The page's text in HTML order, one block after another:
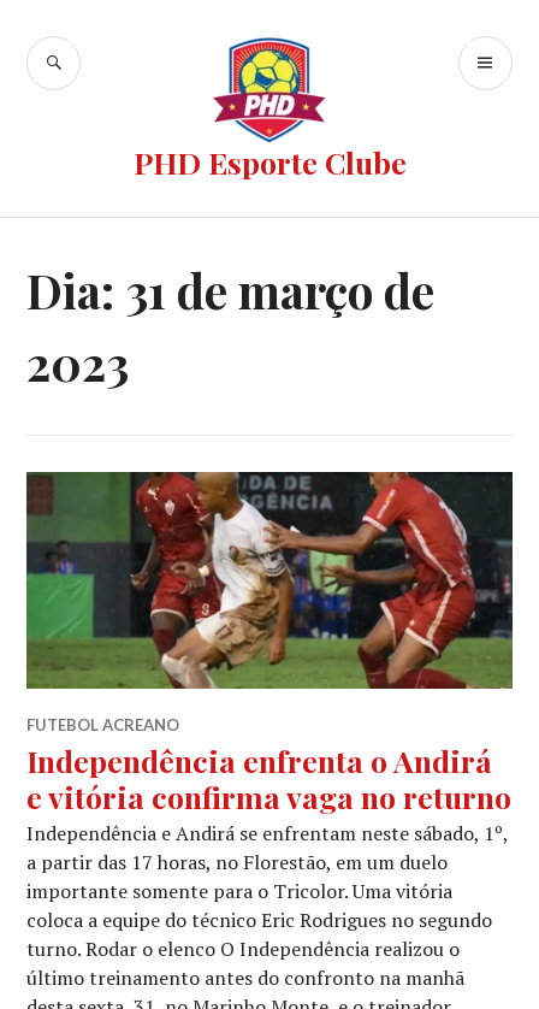
PHD Esporte Clube
Dia: 31 de março de
2023
FUTEBOL ACREANO
Independência enfrenta o Andirá
e vitória confirma vaga no returno
Independência e Andirá se enfrentam neste sábado, 1º,
a partir das 17 horas, no Florestão, em um duelo
importante somente para o Tricolor. Uma vitória
coloca a equipe do técnico Eric Rodrigues no segundo
turno. Rodar o elenco O Independência realizou o
último treinamento antes do confronto na manhã